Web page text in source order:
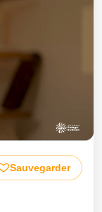
Sauvegarder